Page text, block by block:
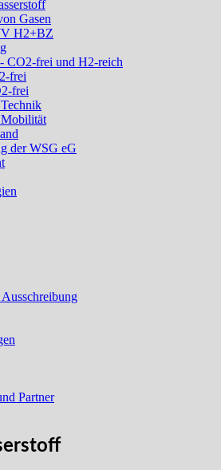
Gasen
H2+BZ
CO2-frei und H2-reich
frei
frei
der WSG eG
Partner